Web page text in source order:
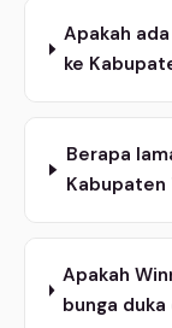
Apakah
ke
Berapa
Kabupaten
Apakah
bunga